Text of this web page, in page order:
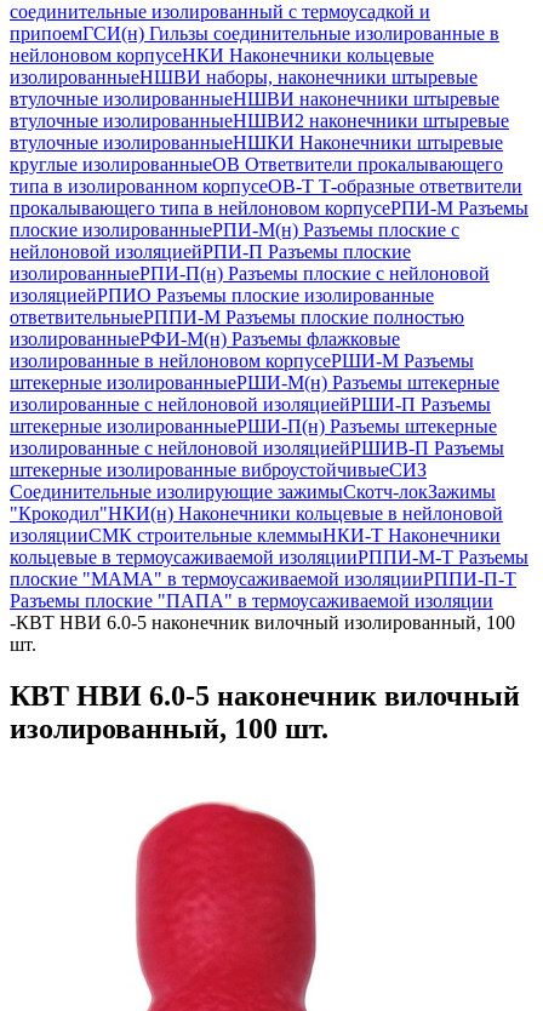
соединительные изолированный с термоусадкой и
припоемГСИ(н) Гильзы соединительные изолированные в
нейлоновом корпусеНКИ Наконечники кольцевые
изолированныеНШВИ наборы, наконечники штыревые
втулочные изолированныеНШВИ наконечники штыревые
втулочные изолированныеНШВИ2 наконечники штыревые
втулочные изолированныеНШКИ Наконечники штыревые
круглые изолированныеОВ Ответвители прокалывающего
типа в изолированном корпусеОВ-Т Т-образные ответвители
прокалывающего типа в нейлоновом корпусеРПИ-М Разъемы
плоские изолированныеРПИ-М(н) Разъемы плоские с
нейлоновой изоляциейРПИ-П Разъемы плоские
изолированныеРПИ-П(н) Разъемы плоские с нейлоновой
изоляциейРПИО Разъемы плоские изолированные
ответвительныеРППИ-М Разъемы плоские полностью
изолированныеРФИ-М(н) Разъемы флажковые
изолированные в нейлоновом корпусеРШИ-М Разъемы
штекерные изолированныеРШИ-М(н) Разъемы штекерные
изолированные с нейлоновой изоляциейРШИ-П Разъемы
штекерные изолированныеРШИ-П(н) Разъемы штекерные
изолированные с нейлоновой изоляциейРШИВ-П Разъемы
штекерные изолированные виброустойчивыеСИЗ
Соединительные изолирующие зажимыСкотч-локЗажимы
"Крокодил"НКИ(н) Наконечники кольцевые в нейлоновой
изоляцииСМК строительные клеммыНКИ-Т Наконечники
кольцевые в термоусаживаемой изоляцииРППИ-М-Т Разъемы
плоские "МАМА" в термоусаживаемой изоляцииРППИ-П-Т
Разъемы плоские "ПАПА" в термоусаживаемой изоляции
-КВТ НВИ 6.0-5 наконечник вилочный изолированный, 100
шт.
КВТ НВИ 6.0-5 наконечник вилочный
изолированный, 100 шт.